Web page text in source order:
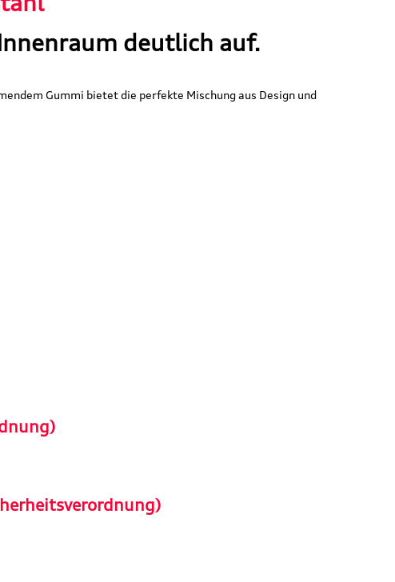
deutlich auf.
Gummi bietet die perfekte Mischung aus Design und